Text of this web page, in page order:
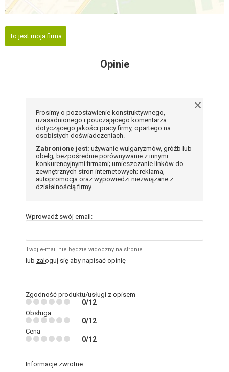
To jest moja firma
Opinie
Prosimy o pozostawienie konstruktywnego,
uzasadnionego i pouczającego komentarza
dotyczącego jakości pracy firmy, opartego na
osobistych doświadczeniach.
Zabronione jest: używanie wulgaryzmów, gróźb lub
obelg; bezpośrednie porównywanie z innymi
konkurencyjnymi firmami; umieszczanie linków do
zewnętrznych stron internetowych; reklama,
autopromocja oraz wypowiedzi niezwiązane z
działalnością firmy.
Wprowadź swój email:
Twój e-mail nie będzie widoczny na stronie
lub zaloguj się aby napisać opinię
Zgodność produktu/usługi z opisem
0/12
Obsługa
0/12
Cena
0/12
Informacje zwrotne: